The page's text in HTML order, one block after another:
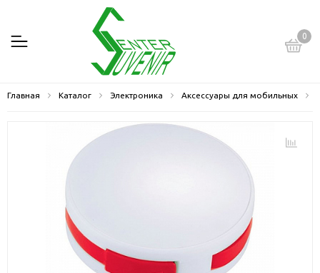
0
Главная Каталог Электроника Аксессуары для мобильных